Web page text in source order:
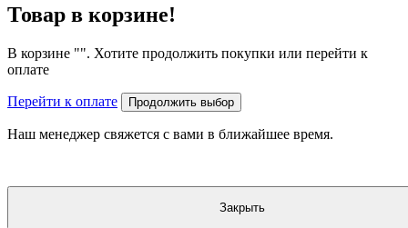
Товар в корзине!
В корзине "". Хотите продолжить покупки или перейти к
оплате
Перейти к оплате Продолжить выбор
Наш менеджер свяжется с вами в ближайшее время.
Закрыть